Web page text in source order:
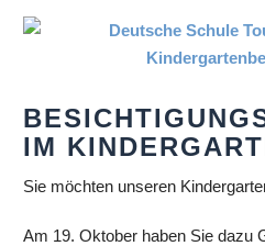
IM
Sie möchten unseren
Am 19. Oktober haben Sie dazu